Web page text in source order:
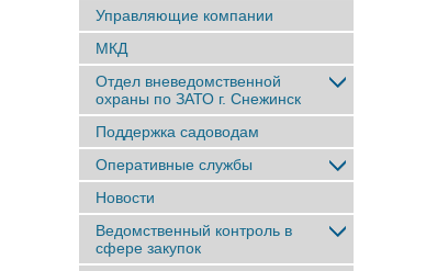
Управляющие компании
МКД
Отдел вневедомственной
охраны по ЗАТО г. Снежинск
Поддержка садоводам
Оперативные службы
Новости
Ведомственный контроль в
сфере закупок